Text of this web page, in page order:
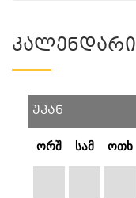
Კალენდარი
უკან
ორშ სამ ოთხ